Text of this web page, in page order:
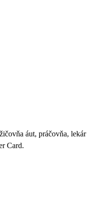
áut, práčovňa,
Card.